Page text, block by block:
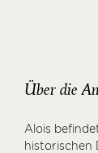
Über die
Alois
historischen